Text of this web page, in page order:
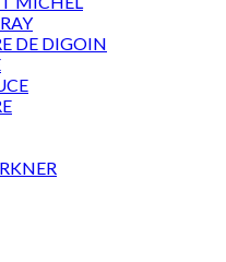
DE DIGOIN